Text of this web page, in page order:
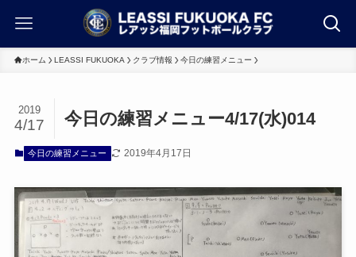
ホーム LEASSI FUKUOKA クラブ情報 今日の練習メニュー
今日の練習メニュー4/17(水)014
2019
4/17
今日の練習メニュー 2019年4月17日